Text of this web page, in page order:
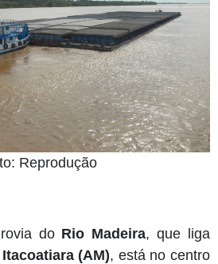
Reprodução
do Rio Madeira, que liga
Itacoatiara (AM), está no centro